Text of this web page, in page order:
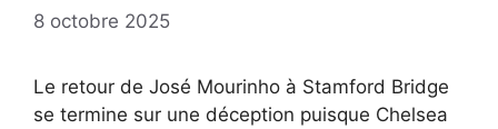
8 octobre 2025
Le retour de José Mourinho à Stamford Bridge
se termine sur une déception puisque Chelsea